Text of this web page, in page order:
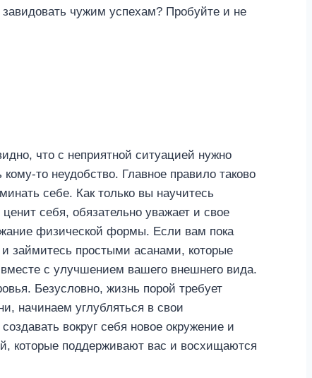
чужим успехам? Пробуйте и не
что с неприятной ситуацией нужно
то неудобство. Главное правило таково
себе. Как только вы научитесь
себя, обязательно уважает и свое
физической формы. Если вам пока
займитесь простыми асанами, которые
с улучшением вашего внешнего вида.
Безусловно, жизнь порой требует
начинаем углубляться в свои
вокруг себя новое окружение и
которые поддерживают вас и восхищаются